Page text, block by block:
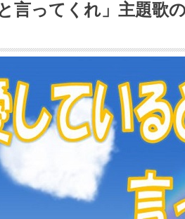
言ってくれ」主題歌